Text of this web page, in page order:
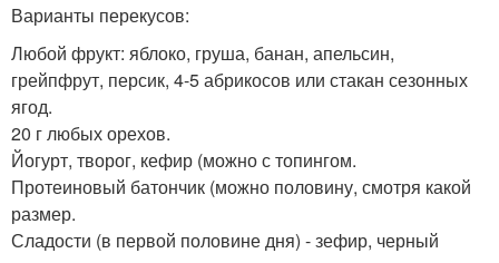
Варианты перекусов:
Любой фрукт: яблоко, груша, банан, апельсин,
грейпфрут, персик, 4-5 абрикосов или стакан сезонных
ягод.
20 г любых орехов.
Йогурт, творог, кефир (можно с топингом.
Протеиновый батончик (можно половину, смотря какой
размер.
Сладости (в первой половине дня) - зефир, черный